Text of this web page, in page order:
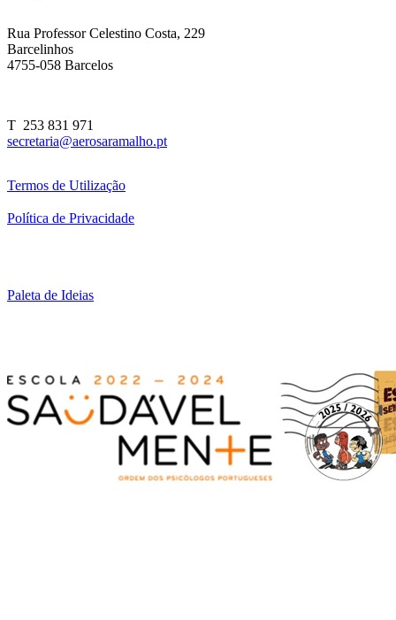
Rua Professor Celestino Costa, 229
Barcelinhos
4755-058 Barcelos
T 253 831 971
secretaria@aerosaramalho.pt
Termos de Utilização
Política de Privacidade
Paleta de Ideias